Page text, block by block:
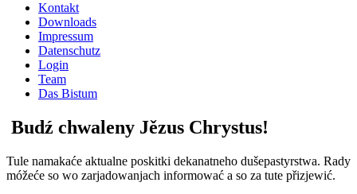
Kontakt
Downloads
Impressum
Datenschutz
Login
Team
Das Bistum
Budź chwaleny Jězus Chrystus!
Tule namakaće aktualne poskitki dekanatneho dušepastyrstwa. Rady
móžeće so wo zarjadowanjach informować a so za tute přizjewić.